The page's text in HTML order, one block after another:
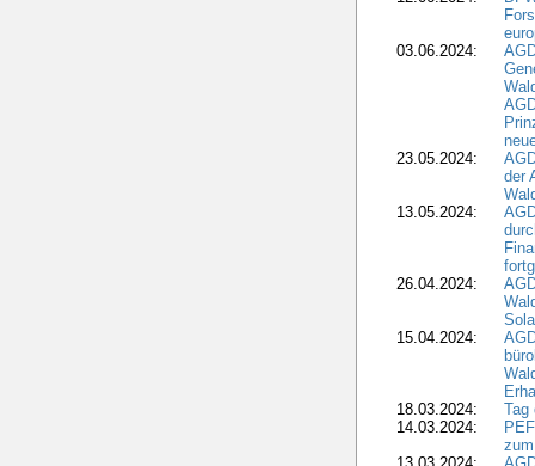
03.06.2024:
23.05.2024:
der
13.05.2024:
26.04.2024:
15.04.2024:
18.03.2024:
Tag
14.03.2024: